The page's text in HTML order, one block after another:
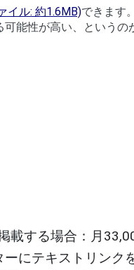
イル: 約1.6MB)できます
能性が高い、というの
載する場合：月
にテキストリンク